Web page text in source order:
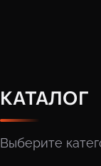
КАТАЛОГ
Выберите